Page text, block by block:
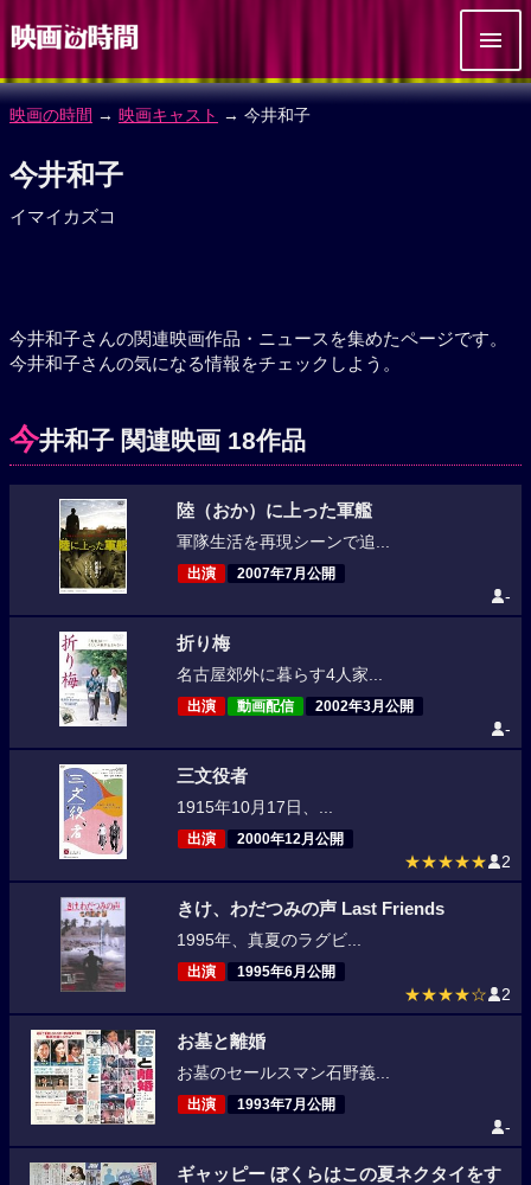
映画の時間 → 映画キャスト → 今井和子
今井和子
イマイカズコ
今井和子さんの関連映画作品・ニュースを集めたページです。
今井和子さんの気になる情報をチェックしよう。
今井和子 関連映画 18作品
陸（おか）に上った軍艦
軍隊生活を再現シーンで追...
出演 2007年7月公開
-
折り梅
名古屋郊外に暮らす4人家...
出演 動画配信 2002年3月公開
-
三文役者
1915年10月17日、...
出演 2000年12月公開
★★★★★ 2
きけ、わだつみの声 Last Friends
1995年、真夏のラグビ...
出演 1995年6月公開
★★★★☆ 2
お墓と離婚
お墓のセールスマン石野義...
出演 1993年7月公開
-
ギャッピー ぼくらはこの夏ネクタイをす